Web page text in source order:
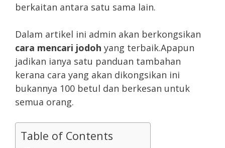
berkaitan antara satu sama lain.
Dalam artikel ini admin akan berkongsikan
cara mencari jodoh yang terbaik.Apapun
jadikan ianya satu panduan tambahan
kerana cara yang akan dikongsikan ini
bukannya 100 betul dan berkesan untuk
semua orang.
Table of Contents